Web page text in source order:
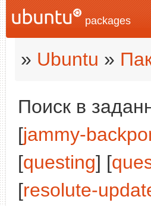
packages
» Ubuntu »
Поиск в
[jammy-
[questing] [
[resolute-